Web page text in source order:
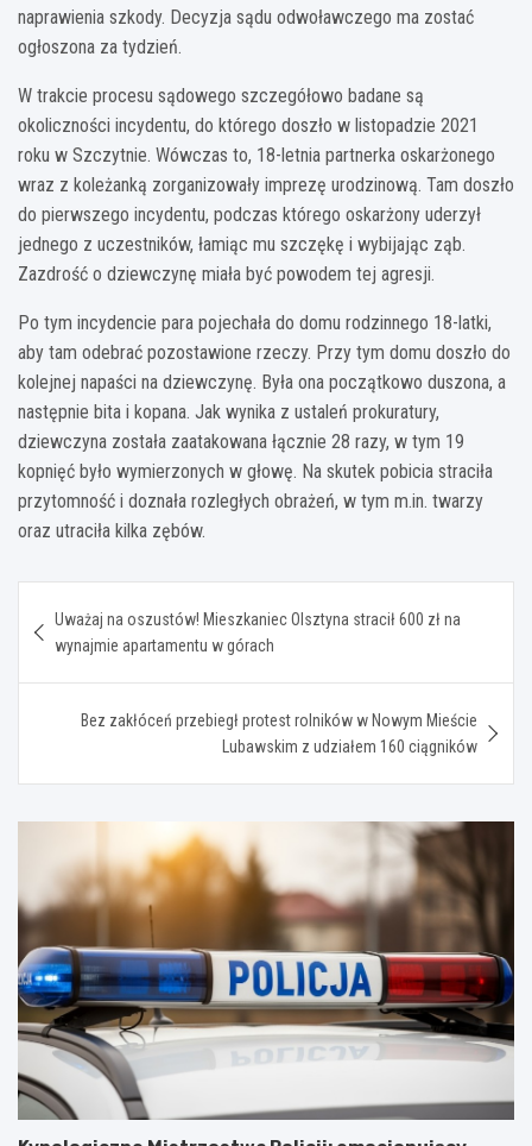
naprawienia szkody. Decyzja sądu odwoławczego ma zostać
ogłoszona za tydzień.
W trakcie procesu sądowego szczegółowo badane są
okoliczności incydentu, do którego doszło w listopadzie 2021
roku w Szczytnie. Wówczas to, 18-letnia partnerka oskarżonego
wraz z koleżanką zorganizowały imprezę urodzinową. Tam doszło
do pierwszego incydentu, podczas którego oskarżony uderzył
jednego z uczestników, łamiąc mu szczękę i wybijając ząb.
Zazdrość o dziewczynę miała być powodem tej agresji.
Po tym incydencie para pojechała do domu rodzinnego 18-latki,
aby tam odebrać pozostawione rzeczy. Przy tym domu doszło do
kolejnej napaści na dziewczynę. Była ona początkowo duszona, a
następnie bita i kopana. Jak wynika z ustaleń prokuratury,
dziewczyna została zaatakowana łącznie 28 razy, w tym 19
kopnięć było wymierzonych w głowę. Na skutek pobicia straciła
przytomność i doznała rozległych obrażeń, w tym m.in. twarzy
oraz utraciła kilka zębów.
wpisu
Uważaj na oszustów! Mieszkaniec Olsztyna stracił 600 zł na
wynajmie apartamentu w górach
Bez zakłóceń przebiegł protest rolników w Nowym Mieście
Lubawskim z udziałem 160 ciągników